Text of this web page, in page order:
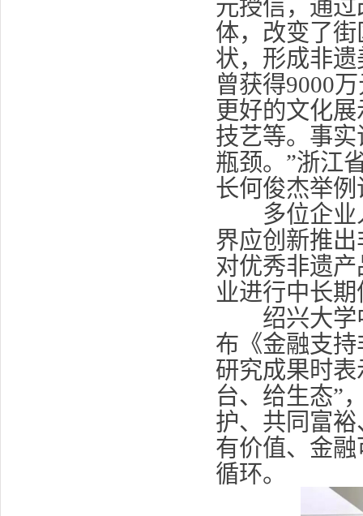
元授信，通
体，改变了
状，形成非
曾获得9000
更好的文化
技艺等。事
瓶颈。”浙江
长何俊杰举例
多位企业人
界应创新推
对优秀非遗
业进行中长
绍兴大学中
布《金融支
研究成果时
台、给生态”
护、共同富
有价值、金
循环。